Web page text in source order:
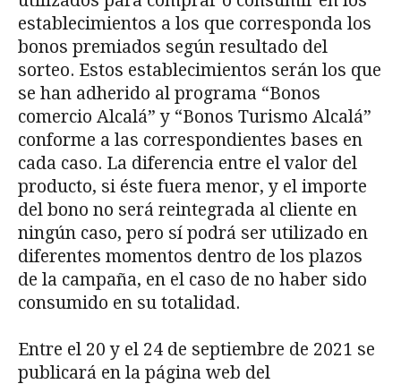
establecimientos a los que corresponda los
bonos premiados según resultado del
sorteo. Estos establecimientos serán los que
se han adherido al programa “Bonos
comercio Alcalá” y “Bonos Turismo Alcalá”
conforme a las correspondientes bases en
cada caso. La diferencia entre el valor del
producto, si éste fuera menor, y el importe
del bono no será reintegrada al cliente en
ningún caso, pero sí podrá ser utilizado en
diferentes momentos dentro de los plazos
de la campaña, en el caso de no haber sido
consumido en su totalidad.
Entre el 20 y el 24 de septiembre de 2021 se
publicará en la página web del